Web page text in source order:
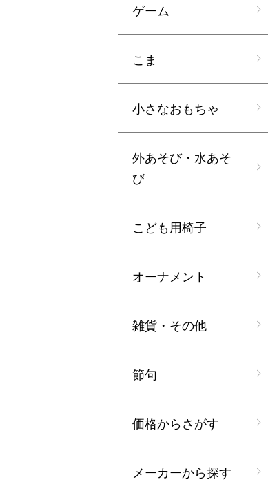
ゲーム
こま
小さなおもちゃ
外あそび・水あそ
び
こども用椅子
オーナメント
雑貨・その他
節句
価格からさがす
メーカーから探す